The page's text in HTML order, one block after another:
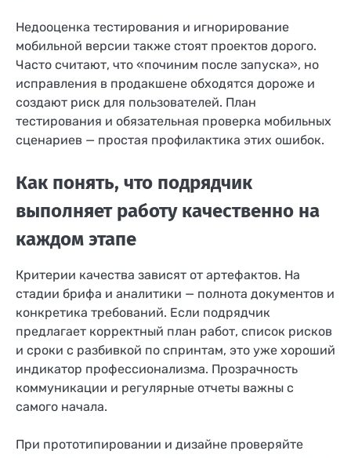
Недооценка тестирования и игнорирование
мобильной версии также стоят проектов дорого.
Часто считают, что «починим после запуска», но
исправления в продакшене обходятся дороже и
создают риск для пользователей. План
тестирования и обязательная проверка мобильных
сценариев — простая профилактика этих ошибок.
Как понять, что подрядчик
выполняет работу качественно на
каждом этапе
Критерии качества зависят от артефактов. На
стадии брифа и аналитики — полнота документов и
конкретика требований. Если подрядчик
предлагает корректный план работ, список рисков
и сроки с разбивкой по спринтам, это уже хороший
индикатор профессионализма. Прозрачность
коммуникации и регулярные отчеты важны с
самого начала.
При прототипировании и дизайне проверяйте